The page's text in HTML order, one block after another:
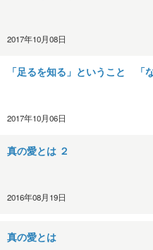
2017年10月08日
「足るを知る」ということ 「
2017年10月06日
真の愛とは ２
2016年08月19日
真の愛とは